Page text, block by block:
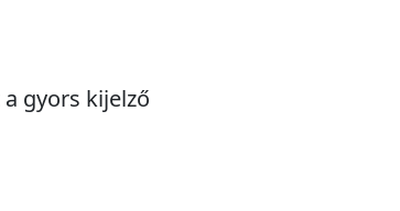
gyors kijelző